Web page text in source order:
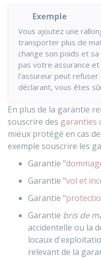
Exemple
Vous ajoutez une
transporter plus de
change son poids et
pas votre assurance
l'assureur peut refuser
déclarant, vous êtes
En plus de la garantie
souscrire des garanties
mieux protégé en cas
exemple souscrire les
Garantie "
Garantie "vol et
Garantie "
Garantie bris de
accidentelle ou la
locaux
relevant de la